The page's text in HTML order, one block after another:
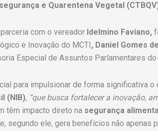
e Quarentena Vegetal
com o vereador Idelmino Faviano,
e Inovação do MCTI, Daniel Gomes
Especial de Assuntos Parlamentares do
para impulsionar de forma significativa
(NIB), “que busca fortalecer a inovação,
têm impacto direto na segurança
segundo ele, gera benefícios não apenas